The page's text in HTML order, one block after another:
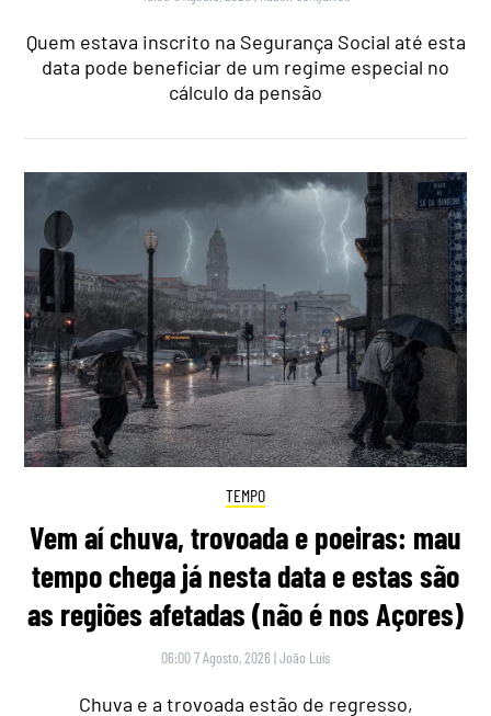
Quem estava inscrito na Segurança Social até esta
data pode beneficiar de um regime especial no
cálculo da pensão
TEMPO
Vem aí chuva, trovoada e poeiras: mau
tempo chega já nesta data e estas são
as regiões afetadas (não é nos Açores)
06:00 7 Agosto, 2026 |João Luís
Chuva e a trovoada estão de regresso,